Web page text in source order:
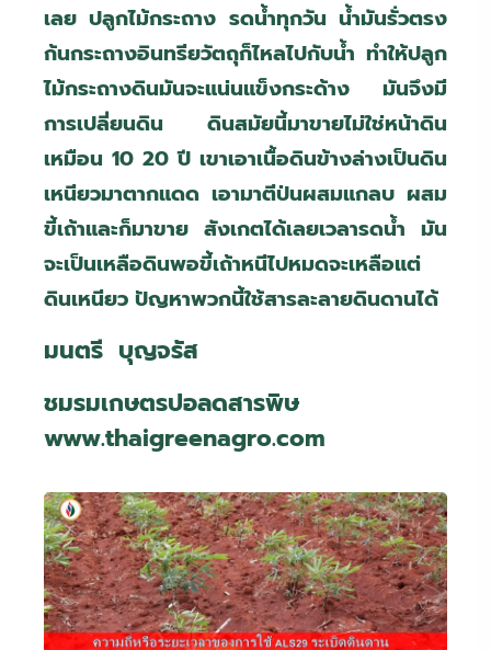
เลย ปลูกไม้กระถาง รดน้ำทุกวัน น้ำมันรั่วตรง
ก้นกระถางอินทรียวัตถุก็ไหลไปกับน้ำ ทำให้ปลูก
ไม้กระถางดินมันจะแน่นแข็งกระด้าง มันจึงมี
การเปลี่ยนดิน ดินสมัยนี้มาขายไม่ใช่หน้าดิน
เหมือน 10 20 ปี เขาเอาเนื้อดินข้างล่างเป็นดิน
เหนียวมาตากแดด เอามาตีป่นผสมแกลบ ผสม
ขี้เถ้าและก็มาขาย สังเกตได้เลยเวลารดน้ำ มัน
จะเป็นเหลือดินพอขี้เถ้าหนีไปหมดจะเหลือแต่
ดินเหนียว ปัญหาพวกนี้ใช้สารละลายดินดานได้
มนตรี บุญจรัส
ชมรมเกษตรปอลดสารพิษ
www.thaigreenagro.com